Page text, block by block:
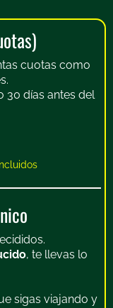
cuotas como
30 días antes del
, te llevas lo
sigas viajando y